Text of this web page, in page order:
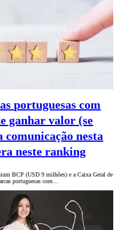
portuguesas com
ganhar valor (se
comunicação nesta
neste ranking
BCP (USD 9 milhões) e a Caixa Geral de
portuguesas com…